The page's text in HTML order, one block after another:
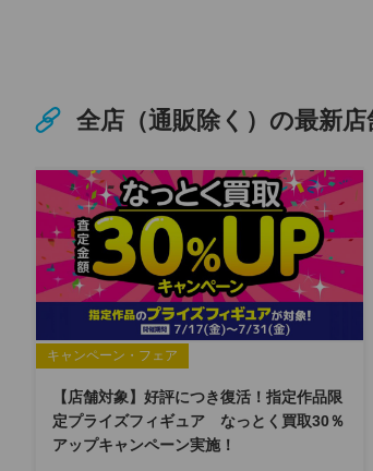
全店（通販除く）の最新
キャンペーン・フェア
【店舗対象】好評につき復活！指定作品限
定プライズフィギュア なっとく買取30％
アップキャンペーン実施！